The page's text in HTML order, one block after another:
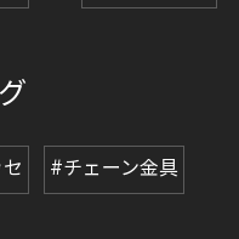
#チェーン金具